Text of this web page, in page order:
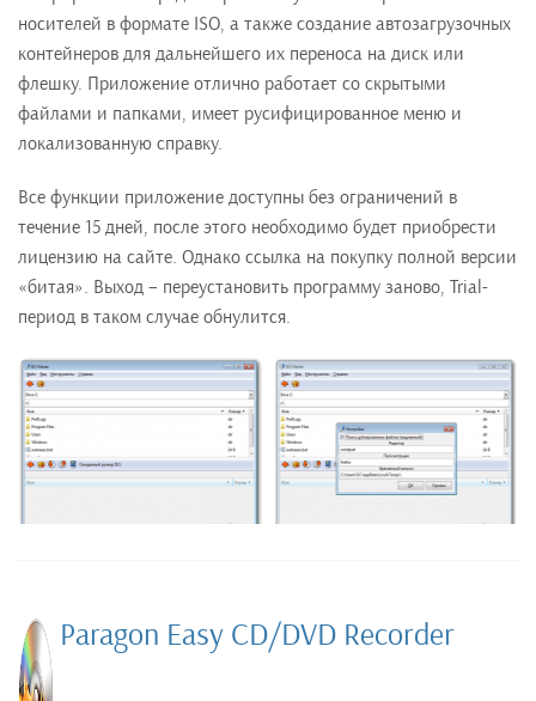
носителей в формате ISO, а также создание автозагрузочных
контейнеров для дальнейшего их переноса на диск или
флешку. Приложение отлично работает со скрытыми
файлами и папками, имеет русифицированное меню и
локализованную справку.
Все функции приложение доступны без ограничений в
течение 15 дней, после этого необходимо будет приобрести
лицензию на сайте. Однако ссылка на покупку полной версии
«битая». Выход – переустановить программу заново, Trial-
период в таком случае обнулится.
Paragon Easy CD/DVD Recorder